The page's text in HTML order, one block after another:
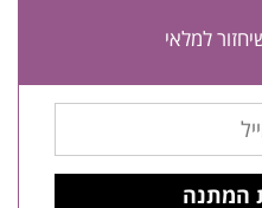
למלאי